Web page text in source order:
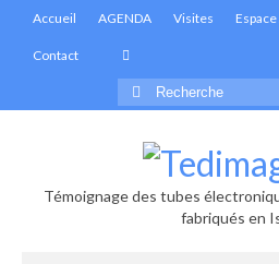
Accueil AGENDA Visites
Contact
Rechercher
:
Témoignage des tubes
fabriqués en